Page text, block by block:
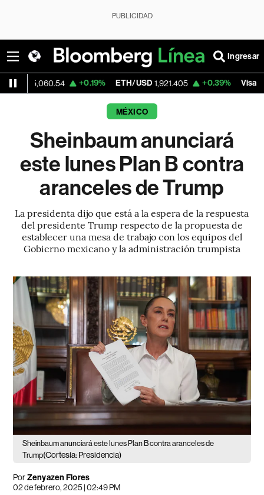
PUBLICIDAD
Ingresar
+0.19% ETH/USD 1,921.405 +0.39% Visa 362.50
MÉXICO
Sheinbaum anunciará
este lunes Plan B contra
aranceles de Trump
La presidenta dijo que está a la espera de la respuesta
del presidente Trump respecto de la propuesta de
establecer una mesa de trabajo con los equipos del
Gobierno mexicano y la administración trumpista
Sheinbaum anunciará este lunes Plan B contra aranceles de
Trump(Cortesía: Presidencia)
PorZenyazen Flores
02 de febrero, 2025 | 02:49 PM